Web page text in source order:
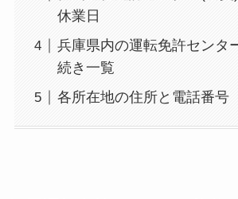
休業日
兵庫県内の運転免許センタ
続き一覧
各所在地の住所と電話番号